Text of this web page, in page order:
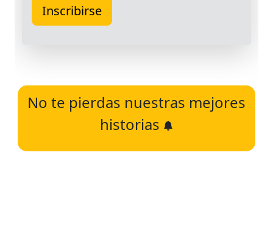
No te pierdas nuestras mejores
historias